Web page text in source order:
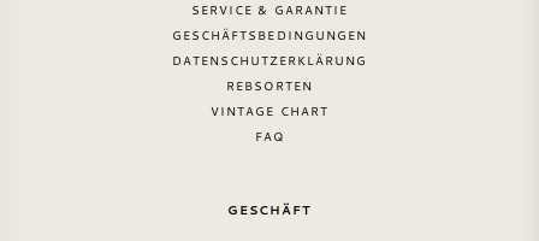
SERVICE & GARANTIE
GESCHÄFTSBEDINGUNGEN
DATENSCHUTZERKLÄRUNG
REBSORTEN
VINTAGE CHART
FAQ
GESCHÄFT